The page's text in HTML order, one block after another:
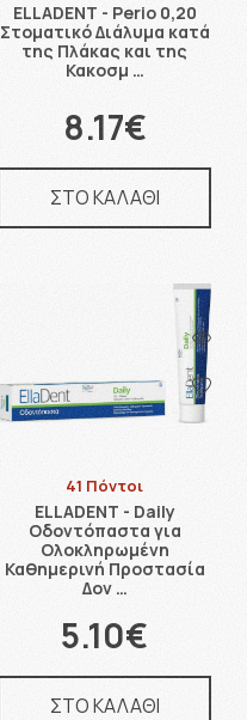
ELLADENT - Perio 0,20
Στοματικό Διάλυμα κατά
της Πλάκας και της
Κακοσμ …
8.17€
ΣΤΟ ΚΑΛΑΘΙ
41 Πόντοι
ELLADENT - Daily
Οδοντόπαστα για
Ολοκληρωμένη
Καθημερινή Προστασία
Δον …
5.10€
ΣΤΟ ΚΑΛΑΘΙ